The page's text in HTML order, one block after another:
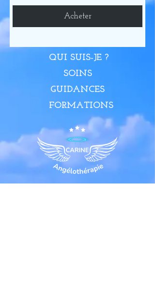
Acheter
QUI SUIS-JE ?
SOINS
GUIDANCES
FORMATIONS